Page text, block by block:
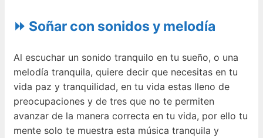
⏩ Soñar con sonidos y melodía
Al escuchar un sonido tranquilo en tu sueño, o una
melodía tranquila, quiere decir que necesitas en tu
vida paz y tranquilidad, en tu vida estas lleno de
preocupaciones y de tres que no te permiten
avanzar de la manera correcta en tu vida, por ello tu
mente solo te muestra esta música tranquila y